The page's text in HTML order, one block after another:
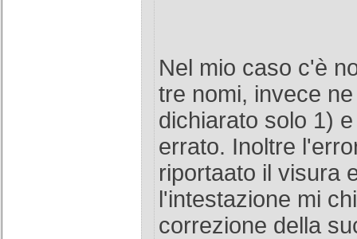
Nel mio caso c'è
tre nomi, invece
dichiarato solo 1)
errato. Inoltre
riportaato il visura
l'intestazione mi
correzione della